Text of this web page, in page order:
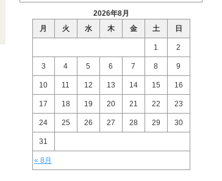
2026年8月
月
火 水 木 金 土 日
« 8月
1 2
3 4 5 6 7 8 9
10 11 12 13 14 15 16
17 18 19 20 21 22 23
24 25 26 27 28 29 30
31